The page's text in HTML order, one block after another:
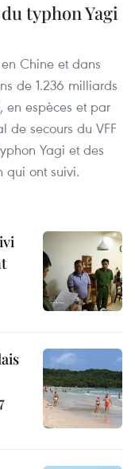
typhon Yagi
Chine et dans
de 1.236 milliards
en espèces et par
de secours du VFF
Yagi et des
qui ont suivi.